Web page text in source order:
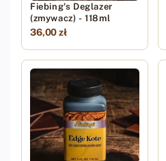
Fiebing's Deglazer
(zmywacz) - 118ml
36,00 zł